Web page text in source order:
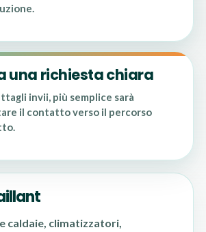
una richiesta chiara
invii, più semplice sarà
il contatto verso il percorso
caldaie, climatizzatori,